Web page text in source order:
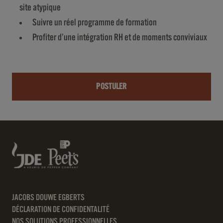
site atypique
Suivre un réel programme de formation
Profiter d’une intégration RH et de moments conviviaux
POSTULER
JACOBS DOUWE EGBERTS
DÉCLARATION DE CONFIDENTALITÉ